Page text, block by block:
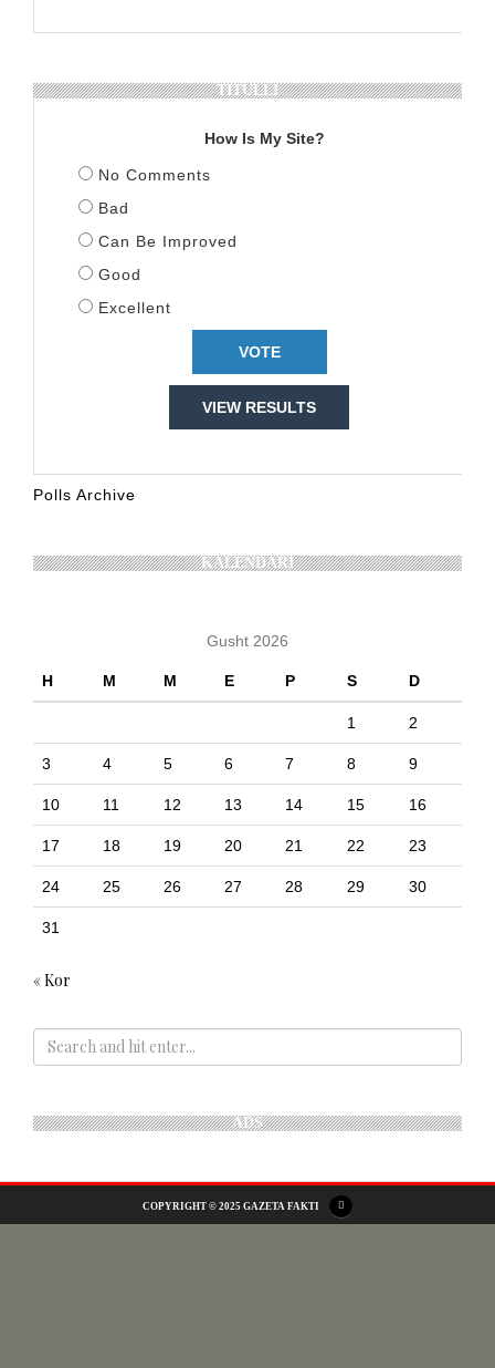
TITULLI
How Is My Site?
No Comments
Bad
Can Be Improved
Good
Excellent
VIEW RESULTS
Polls Archive
KALENDARI
Gusht 2026
H M M E P S D
1 2
3 4 5 6 7 8 9
10 11 12 13 14 15 16
17 18 19 20 21 22 23
24 25 26 27 28 29 30
31
« Kor
ADS
COPYRIGHT © 2025 GAZETA FAKTI